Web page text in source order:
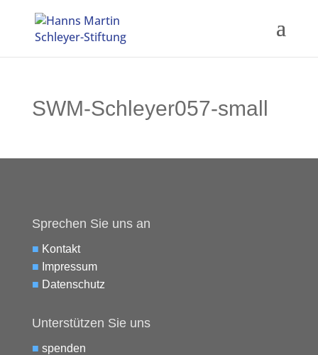
SWM-Schleyer057-small
Sprechen Sie uns an
■ Kontakt
■ Impressum
■ Datenschutz
Unterstützen Sie uns
■ spenden